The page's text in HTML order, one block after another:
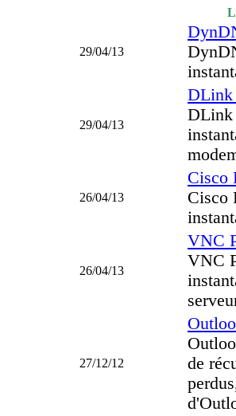
29/04/13
29/04/13
DLink
DLink
26/04/13
Cisco
Cisco
26/04/13
VNC
VNC
27/12/12
de